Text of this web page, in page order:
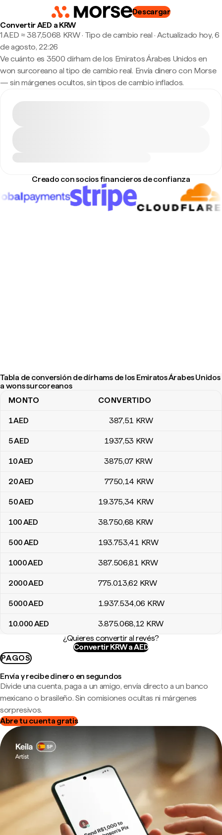
Descargar
Convertir AED a KRW
1 AED ≈ 387,5068 KRW · Tipo de cambio real · Actualizado hoy, 6
de agosto, 22:26
Ve cuánto es 3500 dírham de los Emiratos Árabes Unidos en
won surcoreano al tipo de cambio real. Envía dinero con Morse
— sin márgenes ocultos, sin tipos de cambio inflados.
Creado con socios financieros de confianza
Tabla de conversión de dírhams de los Emiratos Árabes Unidos
a wons surcoreanos
Tabla de conversión de dírhams de los Emiratos Árabes Unidos
MONTO CONVERTIDO
1AED 387,51 KRW
5AED 1937,53 KRW
10AED 3875,07 KRW
20AED 7750,14 KRW
50AED 19.375,34 KRW
100AED 38.750,68 KRW
500AED 193.753,41 KRW
1000AED 387.506,81 KRW
2000AED 775.013,62 KRW
5000AED 1.937.534,06 KRW
10.000AED 3.875.068,12 KRW
¿Quieres convertir al revés?
Convertir KRW a AED
PAGOS
Envía y recibe dinero en segundos
Divide una cuenta, paga a un amigo, envía directo a un banco
mexicano o brasileño. Sin comisiones ocultas ni márgenes
sorpresivos.
Abre tu cuenta gratis